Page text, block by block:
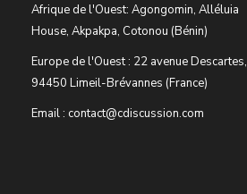
Afrique de l'Ouest: Agongomin, Alléluia
House, Akpakpa, Cotonou (Bénin)
Europe de l'Ouest : 22 avenue Descartes,
94450 Limeil-Brévannes (France)
Email : contact@cdiscussion.com